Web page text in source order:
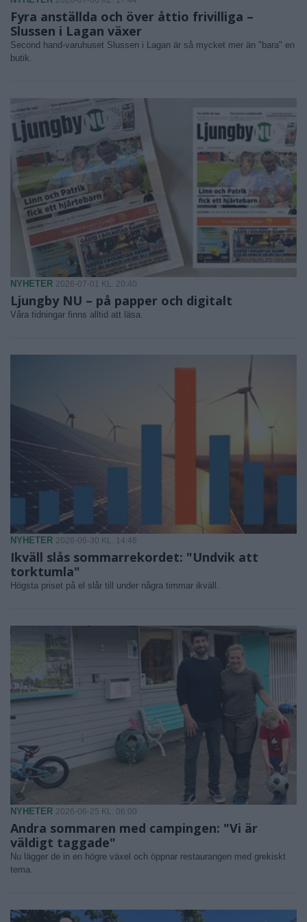
Fyra anställda och över åttio frivilliga –
Slussen i Lagan växer
Second hand-varuhuset Slussen i Lagan är så mycket mer än "bara" en
butik.
NYHETER 2026-07-01 KL. 20:40
Ljungby NU – på papper och digitalt
Våra tidningar finns alltid att läsa.
NYHETER 2026-06-30 KL. 14:46
Ikväll slås sommarrekordet: "Undvik att
torktumla"
Högsta priset på el slår till under några timmar ikväll.
NYHETER 2026-06-25 KL. 06:00
Andra sommaren med campingen: "Vi är
väldigt taggade"
Nu lägger de in en högre växel och öppnar restaurangen med grekiskt
tema.